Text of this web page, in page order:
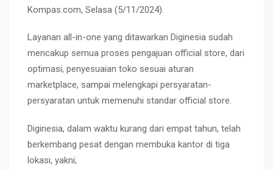
Kompas.com, Selasa (5/11/2024).
Layanan all-in-one yang ditawarkan Diginesia sudah
mencakup semua proses pengajuan official store, dari
optimasi, penyesuaian toko sesuai aturan
marketplace, sampai melengkapi persyaratan-
persyaratan untuk memenuhi standar official store.
Diginesia, dalam waktu kurang dari empat tahun, telah
berkembang pesat dengan membuka kantor di tiga
lokasi, yakni;